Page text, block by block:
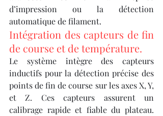
d’impression ou la détection
automatique de filament.
Intégration des capteurs de fin
de course et de température.
Le système intègre des capteurs
inductifs pour la détection précise des
points de fin de course sur les axes X, Y,
et Z. Ces capteurs assurent un
calibrage rapide et fiable du plateau.